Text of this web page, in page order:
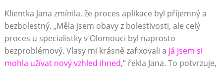
Klientka Jana zmínila, že proces aplikace byl příjemný a
bezbolestný. „Měla jsem obavy z bolestivosti, ale celý
proces u specialistky v Olomouci byl naprosto
bezproblémový. Vlasy mi krásně zafixovali a já jsem si
mohla užívat nový vzhled ihned,“ řekla Jana. To potvrzuje,